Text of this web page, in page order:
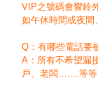
VIP之號碼會響鈴
如午休時間或夜間
Q：有哪些電話要
A：所有不希望漏
戶、老闆…….等等